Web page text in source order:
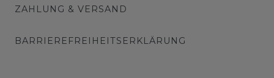
ZAHLUNG & VERSAND
BARRIEREFREIHEITSERKLÄRUNG